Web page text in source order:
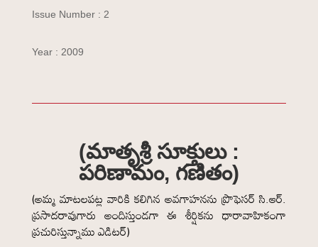
Issue Number : 2
Year : 2009
(మాతృశ్రీ సూక్తులు :
పరిణామం, గణితం)
(అమ్మ మాటలపట్ల వారికి కలిగిన అవగాహనను ప్రొఫెసర్ సి.ఆర్.
ప్రసాదరావుగారు అందిస్తుండగా ఈ శీర్షికను ధారావాహికంగా
ప్రచురిస్తున్నాము ఎడిటర్)